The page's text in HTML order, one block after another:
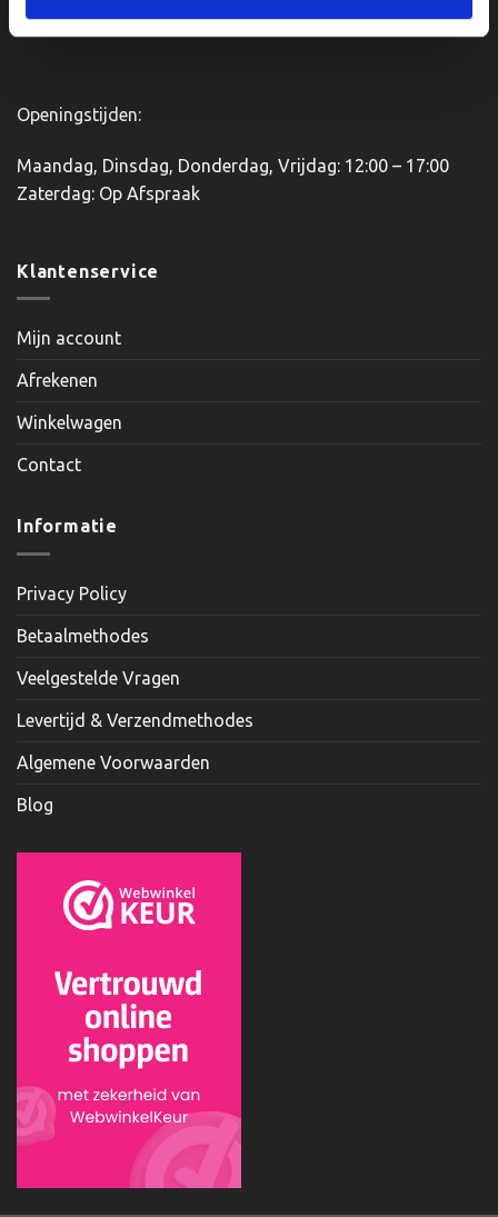
BTWnr. NL004987898B09
Openingstijden:
Maandag, Dinsdag, Donderdag, Vrijdag: 12:00 – 17:00
Zaterdag: Op Afspraak
Klantenservice
Mijn account
Afrekenen
Winkelwagen
Contact
Informatie
Privacy Policy
Betaalmethodes
Veelgestelde Vragen
Levertijd & Verzendmethodes
Algemene Voorwaarden
Blog